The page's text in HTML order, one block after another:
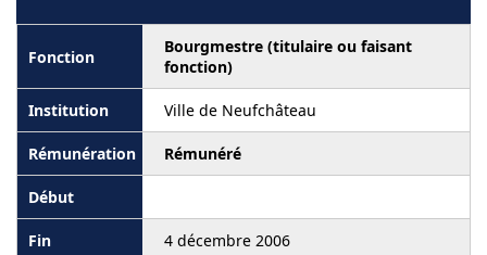
Bourgmestre (titulaire ou faisant
fonction)
Ville de Neufchâteau
Rémunéré
4 décembre 2006